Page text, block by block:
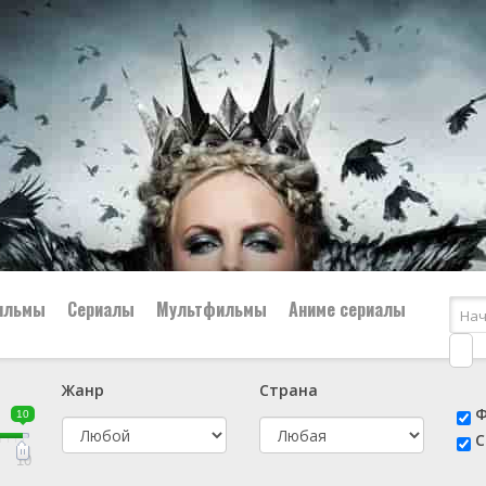
👨‍✈️ Военный
🕵️‍♂️ Детектив
Сериалы Мультфильмы Аниме сериалы
10
10
Жанр
Страна